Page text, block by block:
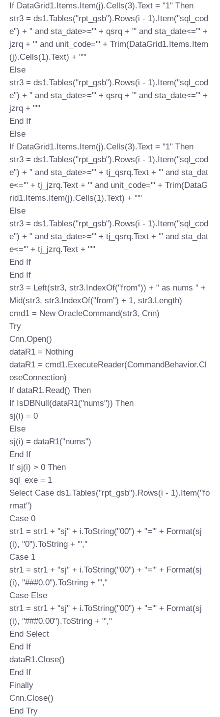
If DataGrid1.Items.Item(j).Cells(3).Text = "1" Then
str3 = ds1.Tables("rpt_gsb").Rows(i - 1).Item("sql_cod
e") + " and sta_date>='" + qsrq + "' and sta_date<='" +
jzrq + "' and unit_code='" + Trim(DataGrid1.Items.Item
(j).Cells(1).Text) + "'"
Else
str3 = ds1.Tables("rpt_gsb").Rows(i - 1).Item("sql_cod
e") + " and sta_date>='" + qsrq + "' and sta_date<='" +
jzrq + "'"
End If
Else
If DataGrid1.Items.Item(j).Cells(3).Text = "1" Then
str3 = ds1.Tables("rpt_gsb").Rows(i - 1).Item("sql_cod
e") + " and sta_date>='" + tj_qsrq.Text + "' and sta_dat
e<='" + tj_jzrq.Text + "' and unit_code='" + Trim(DataG
rid1.Items.Item(j).Cells(1).Text) + "'"
Else
str3 = ds1.Tables("rpt_gsb").Rows(i - 1).Item("sql_cod
e") + " and sta_date>='" + tj_qsrq.Text + "' and sta_dat
e<='" + tj_jzrq.Text + "'"
End If
End If
str3 = Left(str3, str3.IndexOf("from")) + " as nums " +
Mid(str3, str3.IndexOf("from") + 1, str3.Length)
cmd1 = New OracleCommand(str3, Cnn)
Try
Cnn.Open()
dataR1 = Nothing
dataR1 = cmd1.ExecuteReader(CommandBehavior.Cl
oseConnection)
If dataR1.Read() Then
If IsDBNull(dataR1("nums")) Then
sj(i) = 0
Else
sj(i) = dataR1("nums")
End If
If sj(i) > 0 Then
sql_exe = 1
Select Case ds1.Tables("rpt_gsb").Rows(i - 1).Item("fo
rmat")
Case 0
str1 = str1 + "sj" + i.ToString("00") + "='" + Format(sj
(i), "0").ToString + "',"
Case 1
str1 = str1 + "sj" + i.ToString("00") + "='" + Format(sj
(i), "###0.0").ToString + "',"
Case Else
str1 = str1 + "sj" + i.ToString("00") + "='" + Format(sj
(i), "###0.00").ToString + "',"
End Select
End If
dataR1.Close()
End If
Finally
Cnn.Close()
End Try